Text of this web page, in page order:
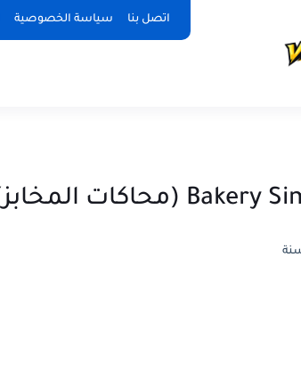
اتصل بنا سياسة الخصوصية